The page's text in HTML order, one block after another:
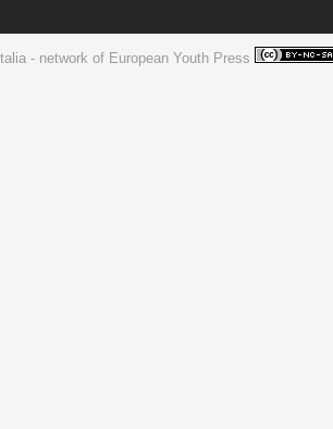
- network of European Youth Press